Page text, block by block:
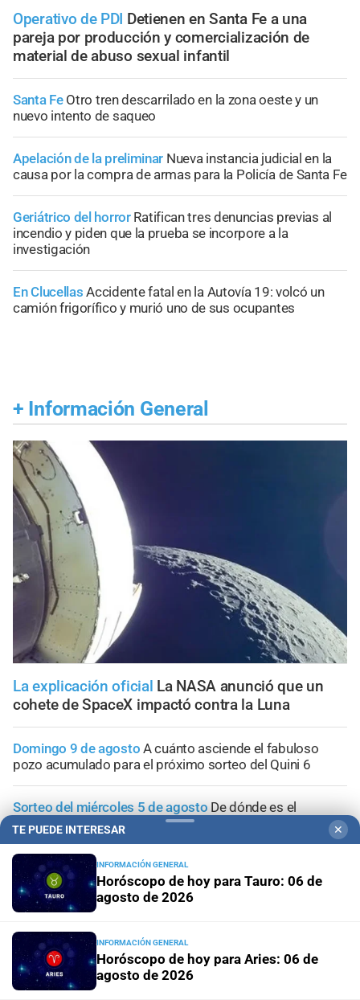
Operativo de PDI Detienen en Santa Fe a una
pareja por producción y comercialización de
material de abuso sexual infantil
Santa Fe Otro tren descarrilado en la zona oeste y un
nuevo intento de saqueo
Apelación de la preliminar Nueva instancia judicial en la
causa por la compra de armas para la Policía de Santa Fe
Geriátrico del horror Ratifican tres denuncias previas al
incendio y piden que la prueba se incorpore a la
investigación
En Clucellas Accidente fatal en la Autovía 19: volcó un
camión frigorífico y murió uno de sus ocupantes
+ Información General
La explicación oficial La NASA anunció que un
cohete de SpaceX impactó contra la Luna
Domingo 9 de agosto A cuánto asciende el fabuloso
pozo acumulado para el próximo sorteo del Quini 6
Sorteo del miércoles 5 de agosto De dónde es el
apostador que se llevó la increíble suma de más de $405
millones en el Quini 6
Sorteo del miércoles 5 agostoQuini 6: estos son los
números favorecidos
Ciudad de Santa FeTransformar la educación para
humanizar el futuro
TE PUEDE INTERESAR ✕
INFORMACIÓN GENERAL
Horóscopo de hoy para Tauro: 06 de
agosto de 2026
INFORMACIÓN GENERAL
Horóscopo de hoy para Aries: 06 de
agosto de 2026